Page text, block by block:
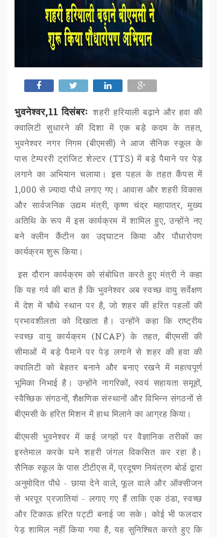
भुवनेश्वर,11 दिसंबरः शहरी हरियाली बढ़ाने और हवा की
क्वालिटी सुधारने की दिशा में एक बड़े कदम के तहत,
भुवनेश्वर नगर निगम (बीएमसी)ने आज सैनिक स्कूल के
पास टेम्पररी ट्रांजिट शेल्टर (TTS)में बड़े पैमाने पर पेड़
लगाने का अभियान चलाया। इस पहल के तहत कैंपस में
1,000 से ज़्यादा पौधे लगाए गए। आवास और शहरी विकास
और सार्वजनिक उद्यम मंत्री,कृष्ण चंद्र महापात्र,मुख्य
अतिथि के रूप में इस कार्यक्रम में शामिल हुए,उन्होंने नए
बने क्लीन कैंटीन का उद्घाटन किया और पौधारोपण
कार्यक्रम शुरू किया।
इस दौरान कार्यक्रम को संबोधित करते हुए मंत्री ने कहा
कि यह गर्व की बात है कि भुवनेश्वर अब स्वच्छ वायु सर्वेक्षण
में देश में चौथे स्थान पर है,जो शहर की हरित पहलों की
प्रभावशीलता को दिखाता है। उन्होंने कहा कि राष्ट्रीय
स्वच्छ वायु कार्यक्रम (NCAP)के तहत,बीएमसी की
सीमाओं में बड़े पैमाने पर पेड़ लगाने से शहर की हवा की
क्वालिटी को बेहतर बनाने और बनाए रखने में महत्वपूर्ण
भूमिका निभाई है। उन्होंने नागरिकों,स्वयं सहायता समूहों,
स्वैच्छिक संगठनों,शैक्षणिक संस्थानों और विभिन्न संगठनों से
बीएमसीके हरित मिशन में हाथ मिलाने का आग्रह किया।
बीएमसी भुवनेश्वर में कई जगहों पर वैज्ञानिक तरीकों का
इस्तेमाल करके घने शहरी जंगल विकसित कर रहा है।
सैनिक स्कूल के पासटीटीएसमें,प्रदूषण नियंत्रण बोर्ड द्वारा
अनुमोदित पौधे - छाया देने वाले,फूल वाले और ऑक्सीजन
से भरपूर प्रजातियां - लगाए गए हैं ताकि एक ठंडा,स्वच्छ
और टिकाऊ हरित पट्टी बनाई जा सके। कोई भी फलदार
पेड़ शामिल नहीं किया गया है,यह सुनिश्चित करते हुए कि